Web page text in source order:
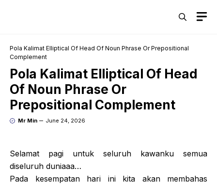
Pola Kalimat Elliptical Of Head Of Noun Phrase Or Prepositional
Complement
Pola Kalimat Elliptical Of Head
Of Noun Phrase Or
Prepositional Complement
Mr Min June 24, 2026
Selamat pagi untuk seluruh kawanku semua
diseluruh duniaaa…
Pada kesempatan hari ini kita akan membahas